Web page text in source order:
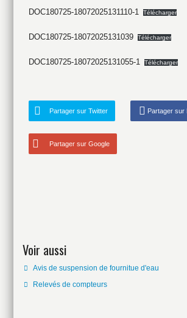
DOC180725-18072025131110-1 Télécharger
DOC180725-18072025131039 Télécharger
DOC180725-18072025131055-1 Télécharger
Partager sur Twitter Partager sur
Partager sur Google
Voir aussi
Avis de suspension de fournitue d'eau
Relevés de compteurs